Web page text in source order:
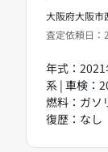
大阪府大阪市
査定依頼日：
年式：
系 | 車検：
燃料：ガソ
復歴：なし